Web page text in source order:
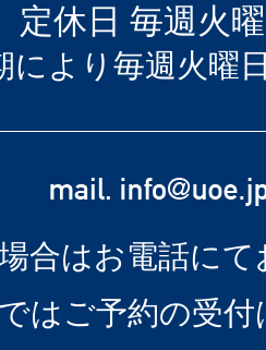
定休日 毎週火
より毎週火曜
合はお電話にて
はご予約の受